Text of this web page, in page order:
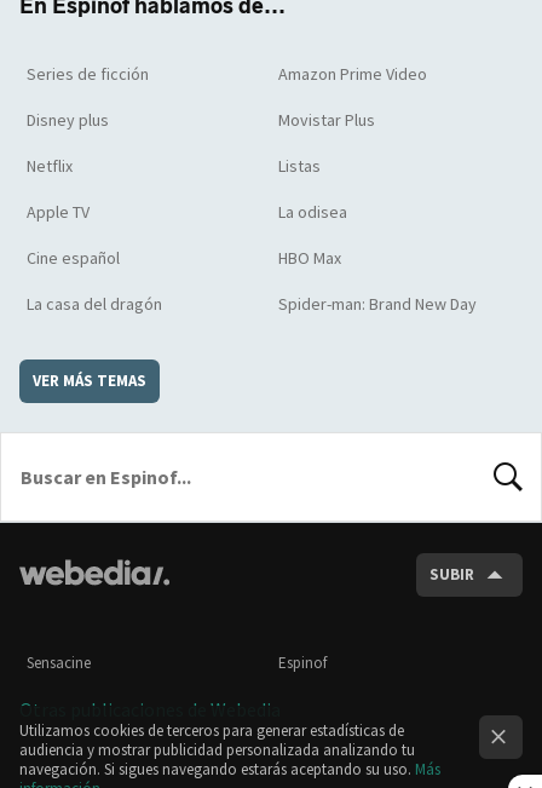
En Espinof hablamos de...
Series de ficción Amazon Prime Video
Disney plus Movistar Plus
Netflix Listas
Apple TV La odisea
Cine español HBO Max
La casa del dragón Spider-man: Brand New Day
VER MÁS TEMAS
SUBIR
Sensacine Espinof
Otras publicaciones de Webedia
Utilizamos cookies de terceros para generar estadísticas de
audiencia y mostrar publicidad personalizada analizando tu
navegación. Si sigues navegando estarás aceptando su uso. Más